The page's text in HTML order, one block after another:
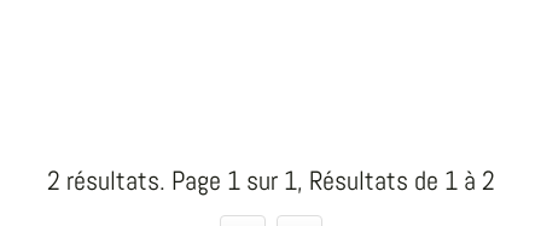
2 résultats. Page 1 sur 1, Résultats de 1 à 2